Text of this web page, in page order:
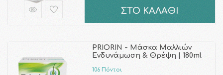
ΣΤΟ ΚΑΛΑΘΙ
PRIORIN - Μάσκα Μαλλιών
Ενδυνάμωση & Θρέψη | 180ml
106 Πόντοι